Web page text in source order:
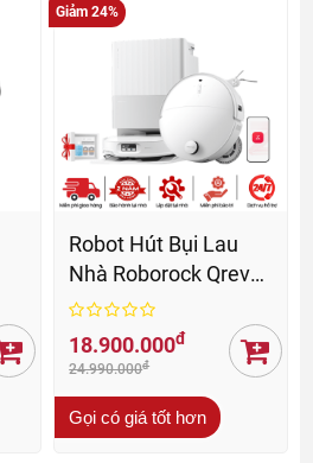
Giảm 24%
Robot Hút Bụi Lau
Nhà Roborock Qrevo
EdgeT - BH 24 Th
18.900.000đ
24.990.000đ
Gọi có giá tốt hơn